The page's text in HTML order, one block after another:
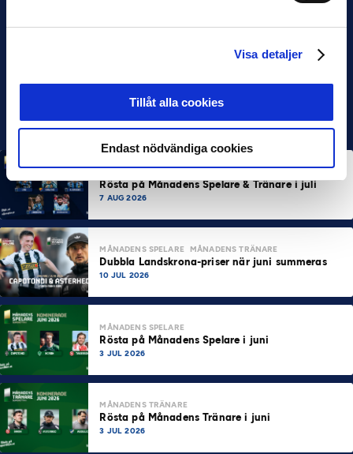
Visa detaljer
Tillåt alla cookies
Endast nödvändiga cookies
MÅNADENS SPELARE MÅNADENS TRÄNARE
Rösta på Månadens Spelare & Tränare i juli
7 AUG 2026
MÅNADENS SPELARE MÅNADENS TRÄNARE
Dubbla Landskrona-priser när juni summeras
10 JUL 2026
MÅNADENS SPELARE
Rösta på Månadens Spelare i juni
3 JUL 2026
MÅNADENS TRÄNARE
Rösta på Månadens Tränare i juni
3 JUL 2026